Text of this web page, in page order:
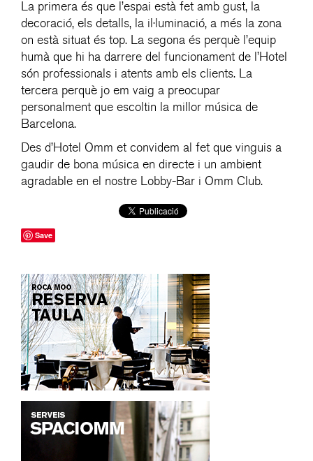
La primera és que l’espai està fet amb gust, la
decoració, els detalls, la il·luminació, a més la zona
on està situat és top. La segona és perquè l’equip
humà que hi ha darrere del funcionament de l’Hotel
són professionals i atents amb els clients. La
tercera perquè jo em vaig a preocupar
personalment que escoltin la millor música de
Barcelona.
Des d’Hotel Omm et convidem al fet que vinguis a
gaudir de bona música en directe i un ambient
agradable en el nostre Lobby-Bar i Omm Club.
Save